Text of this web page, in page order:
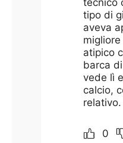
tipo di
aveva
atipico
barca
vede lì
calcio,
relativo.
0